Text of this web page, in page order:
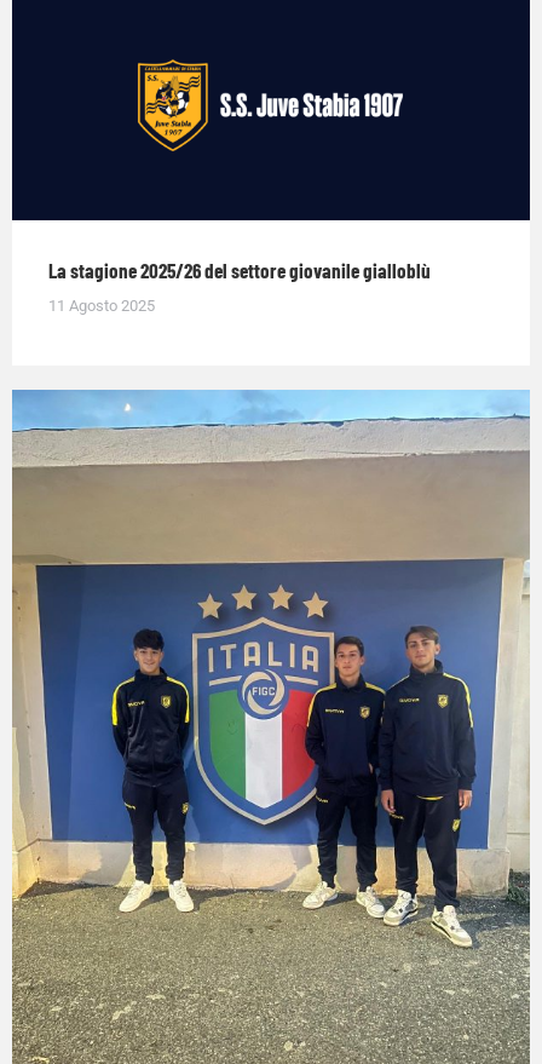
La stagione 2025/26 del settore giovanile gialloblù
11 Agosto 2025